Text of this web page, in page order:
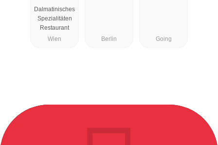
Dalmatinisches
Spezialitäten
Restaurant
Wien
Berlin Going